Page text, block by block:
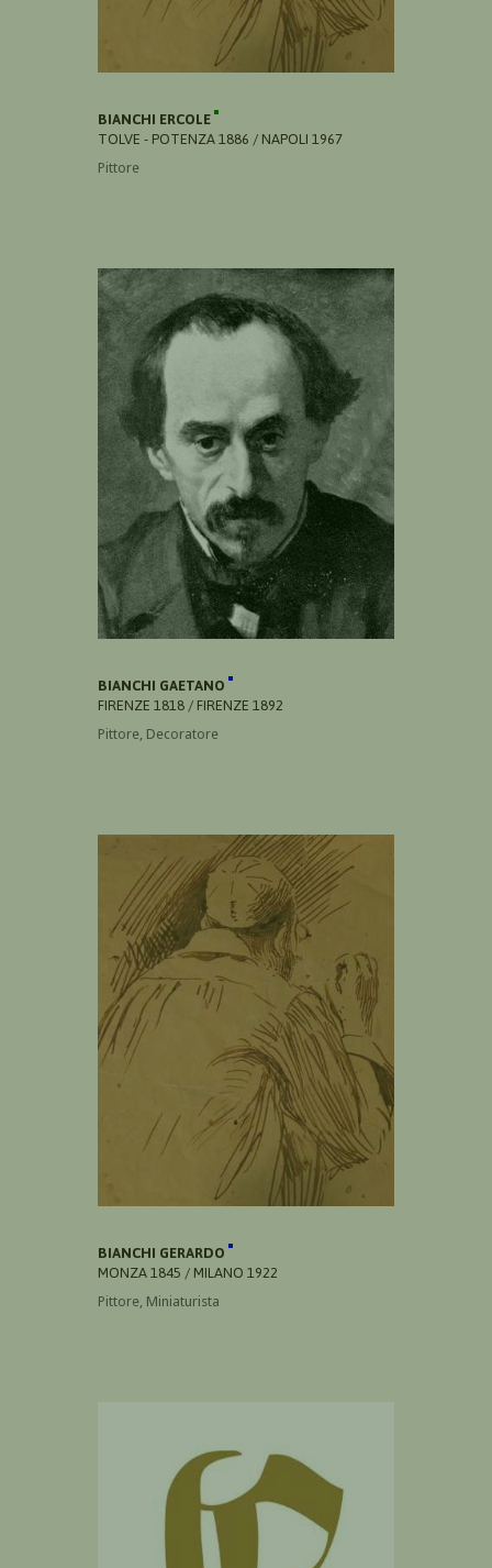
BIANCHI ERCOLE
TOLVE - POTENZA 1886 / NAPOLI 1967
Pittore
BIANCHI GAETANO
FIRENZE 1818 / FIRENZE 1892
Pittore, Decoratore
BIANCHI GERARDO
MONZA 1845 / MILANO 1922
Pittore, Miniaturista